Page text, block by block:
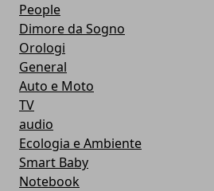
People
Dimore da Sogno
Orologi
General
Auto e Moto
TV
audio
Ecologia e Ambiente
Smart Baby
Notebook